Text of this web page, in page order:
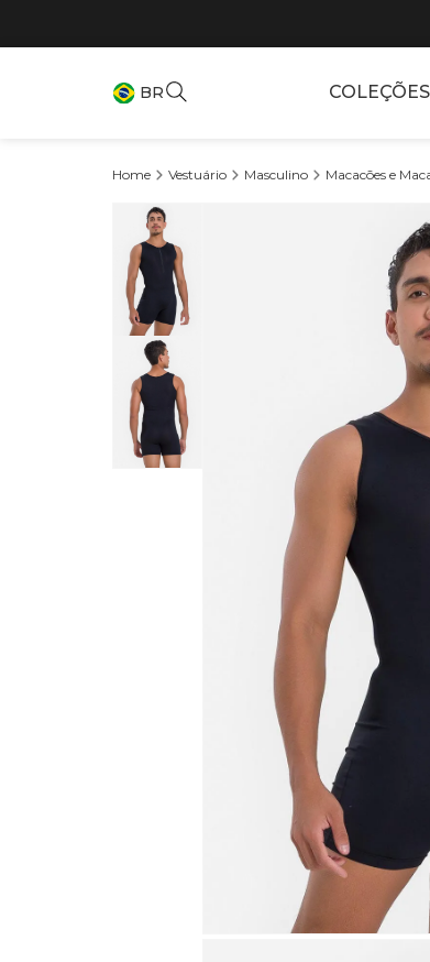
BR COLEÇÕES
Vestuário Masculino Macacões e